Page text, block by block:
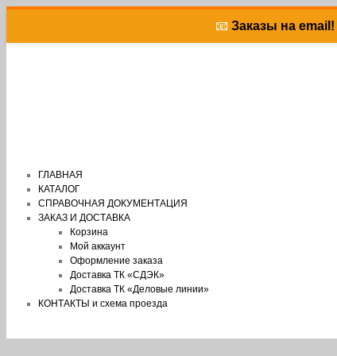
📧 Заказы на email!
ГЛАВНАЯ
КАТАЛОГ
СПРАВОЧНАЯ ДОКУМЕНТАЦИЯ
ЗАКАЗ И ДОСТАВКА
Корзина
Мой аккаунт
Оформление заказа
Доставка ТК «СДЭК»
Доставка ТК «Деловые линии»
КОНТАКТЫ и схема проезда